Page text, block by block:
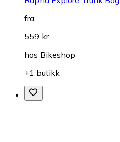
fra
559 kr
hos Bikeshop
+1 butikk